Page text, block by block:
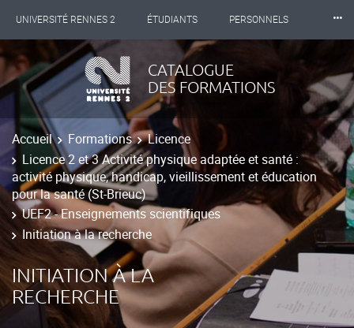
UNIVERSITÉ RENNES 2 ÉTUDIANTS PERSONNELS
INTERNATIONAL PROFESSIONNELS
LES NOUVELLES DE RENNES 2
⸱⸱⸱
CATALOGUE
DES FORMATIONS
Accueil Formations
Licence
Licence 2 et 3 Activité physique adaptée et santé :
activité physique, handicap, vieillissement et éducation
pour la santé (St-Brieuc)
UEF2 - Enseignements scientifiques
Initiation à la recherche
INITIATION À LA
RECHERCHE